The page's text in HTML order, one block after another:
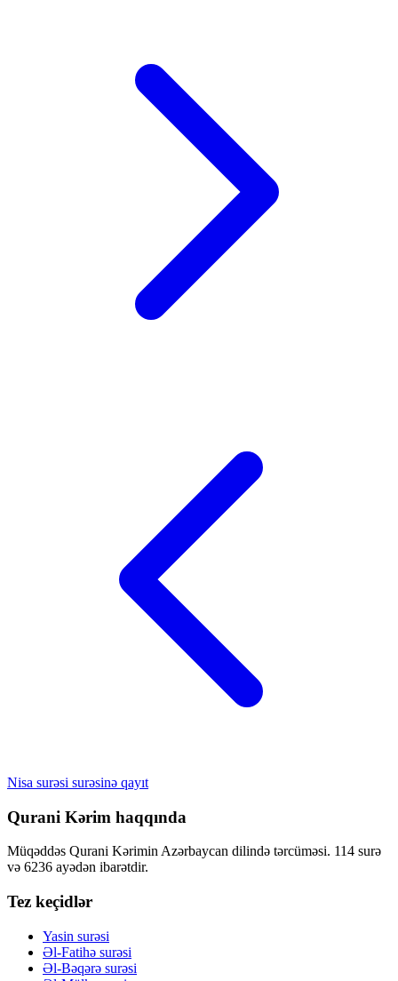
Nisa surəsi surəsinə qayıt
Qurani Kərim haqqında
Müqəddəs Qurani Kərimin Azərbaycan dilində tərcüməsi. 114 surə
və 6236 ayədən ibarətdir.
Tez keçidlər
Yasin surəsi
Əl-Fatihə surəsi
Əl-Bəqərə surəsi